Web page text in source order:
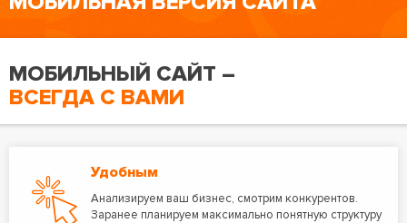
МОБИЛЬНЫЙ САЙТ –
ВСЕГДА С ВАМИ
Удобным
Анализируем ваш бизнес, смотрим конкурентов.
Заранее планируем максимально понятную структуру